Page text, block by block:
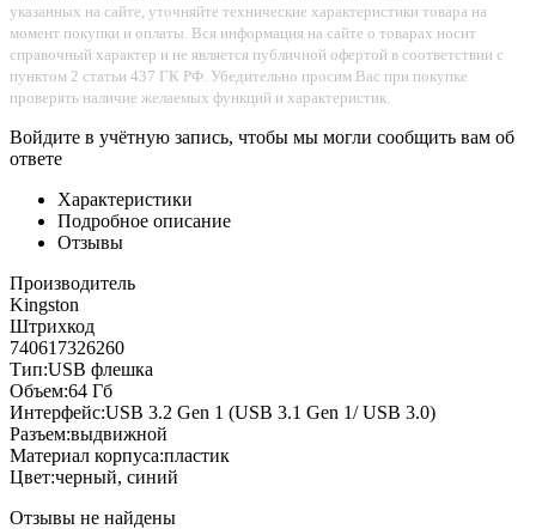
указанных на сайте, уточняйте технические характеристики товара на
момент покупки и оплаты. Вся информация на сайте о товарах носит
справочный характер и не является публичной офертой в соответствии с
пунктом 2 статьи 437 ГК РФ. Убедительно просим Вас при покупке
проверять наличие желаемых функций и характеристик.
Войдите в учётную запись, чтобы мы могли сообщить вам об
ответе
Характеристики
Подробное описание
Отзывы
Производитель
Kingston
Штрихкод
740617326260
Тип:USB флешка
Объем:64 Гб
Интерфейс:USB 3.2 Gen 1 (USB 3.1 Gen 1/ USB 3.0)
Разъем:выдвижной
Материал корпуса:пластик
Цвет:черный, синий
Отзывы не найдены